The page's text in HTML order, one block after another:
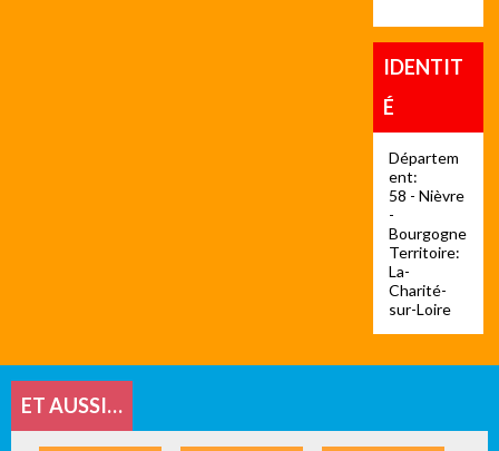
IDENTIT
É
Départem
ent:
58 - Nièvre
-
Bourgogne
Territoire:
La-
Charité-
sur-Loire
ET AUSSI…